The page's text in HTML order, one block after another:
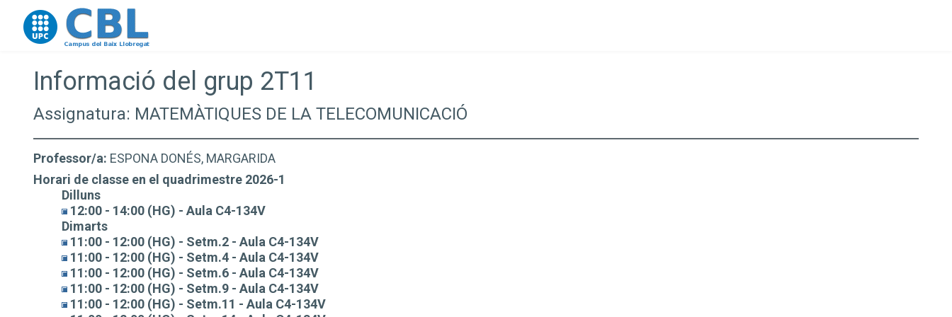
Go to upc.edu
Informació del grup 2T11
Assignatura: MATEMÀTIQUES DE LA TELECOMUNICACIÓ
Professor/a: ESPONA DONÉS, MARGARIDA
Horari de classe en el quadrimestre 2026-1
Dilluns
12:00 - 14:00 (HG) - Aula C4-134V
Dimarts
11:00 - 12:00 (HG) - Setm.2 - Aula C4-134V
11:00 - 12:00 (HG) - Setm.4 - Aula C4-134V
11:00 - 12:00 (HG) - Setm.6 - Aula C4-134V
11:00 - 12:00 (HG) - Setm.9 - Aula C4-134V
11:00 - 12:00 (HG) - Setm.11 - Aula C4-134V